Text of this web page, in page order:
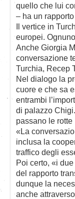
quello che lui
– ha un
Il vertice in
europei.
Anche Giorgia
conversazione
Turchia, Recep
Nel dialogo la
cuore e che sa
entrambi
di palazzo
passano le rotte
«La
inclusa la
traffico degli
Poi certo, «i
del rapporto
dunque la
anche